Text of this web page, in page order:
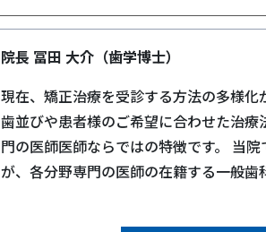
院長 冨田 大介（歯学博士）
現在、矯正治療を受診する方法の多様
歯並びや患者様のご希望に合わせた治
門の医師医師ならではの特徴です。 当
が、各分野専門の医師の在籍する一般歯